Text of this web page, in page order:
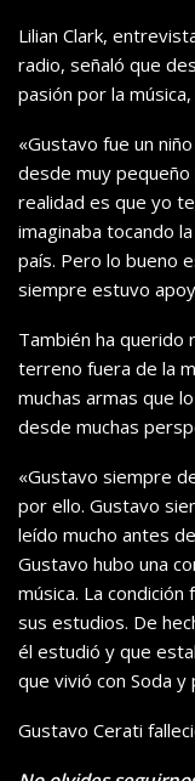
Lilian Clark,
radio, señaló que
pasión por la
«Gustavo fue un
desde muy pequeño
realidad es que yo
imaginaba tocando
país. Pero lo bueno
siempre estuvo
También ha querido
terreno fuera de la
muchas armas que
desde muchas
«Gustavo siempre
por ello. Gustavo
leído mucho antes
Gustavo hubo una
música. La
sus estudios. De
él estudió y que
que vivió con Soda
Gustavo Cerati